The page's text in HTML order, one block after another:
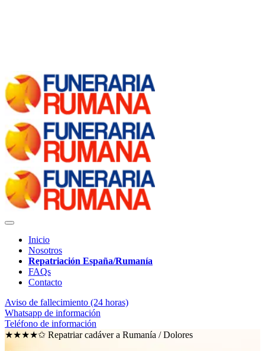
Inicio
Nosotros
Repatriación España/Rumanía
FAQs
Contacto
Aviso de fallecimiento (24 horas)
Whatsapp de información
Teléfono de información
★★★★✩ Repatriar cadáver a Rumanía /Dolores